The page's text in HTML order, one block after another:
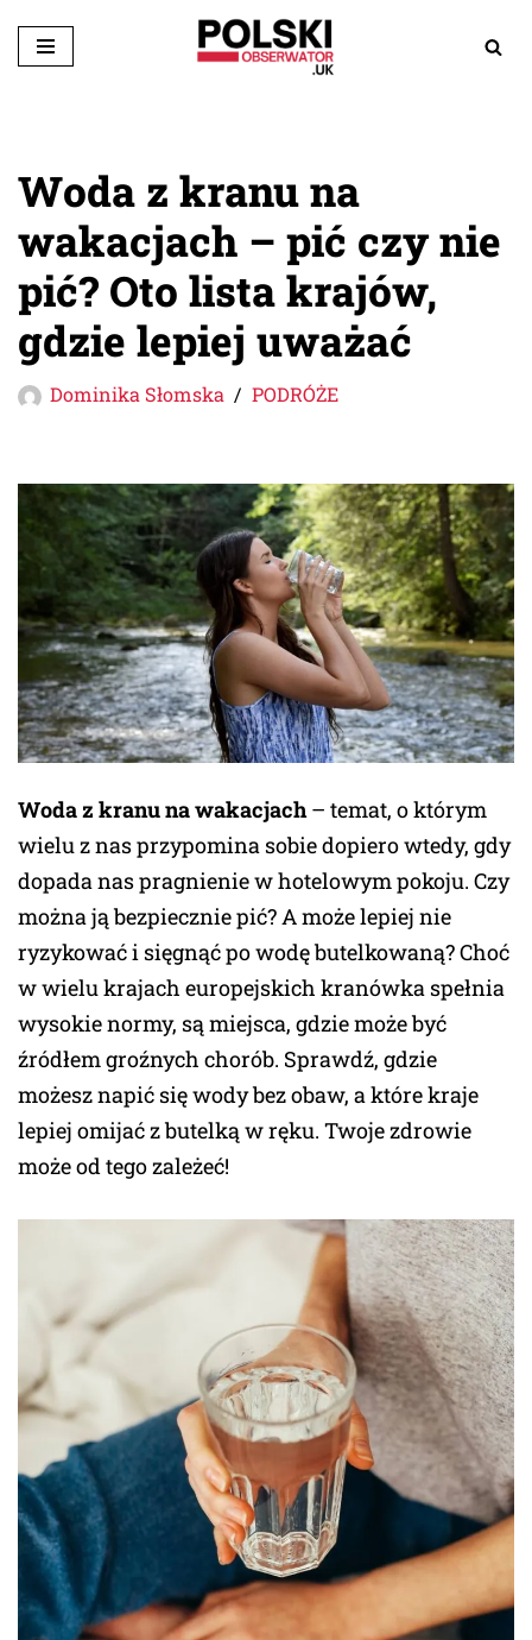
Przejdź
Woda z kranu na
wakacjach – pić czy nie
pić? Oto lista krajów,
gdzie lepiej uważać
Dominika Słomska PODRÓŻE
Woda z kranu na wakacjach– temat, o którym
wielu z nas przypomina sobie dopiero wtedy, gdy
dopada nas pragnienie w hotelowym pokoju. Czy
można ją bezpiecznie pić? A może lepiej nie
ryzykować i sięgnąć po wodę butelkowaną? Choć
w wielu krajach europejskich kranówka spełnia
wysokie normy, są miejsca, gdzie może być
źródłem groźnych chorób. Sprawdź, gdzie
możesz napić się wody bez obaw, a które kraje
lepiej omijać z butelką w ręku. Twoje zdrowie
może od tego zależeć!